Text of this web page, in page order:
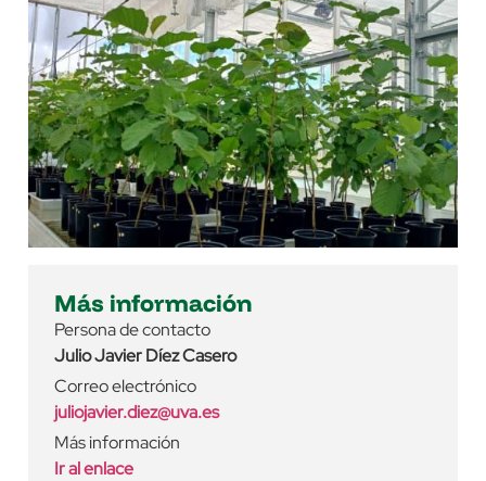
Más información
Persona de contacto
Julio Javier Díez Casero
Correo electrónico
juliojavier.diez@uva.es
Más información
Ir al enlace